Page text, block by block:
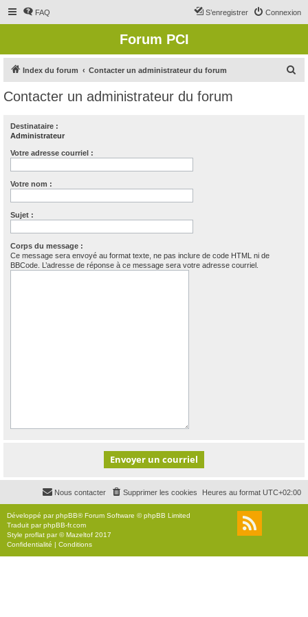
FAQ Connexion
S’enregistrer
Forum PCI
Index du forum Contacter un administrateur du forum
Contacter un administrateur du forum
Destinataire :
Administrateur
Votre adresse courriel :
Votre nom :
Sujet :
Corps du message :
Ce message sera envoyé au format texte, ne pas inclure de code HTML ni de
BBCode. L’adresse de réponse à ce message sera votre adresse courriel.
Heures au format UTC+02:00
Supprimer les cookies
Nous contacter
Développé parphpBB® Forum Software © phpBB Limited
Traduit parphpBB-fr.com
Style proflat par ©Mazeltof 2017
Confidentialité | Conditions